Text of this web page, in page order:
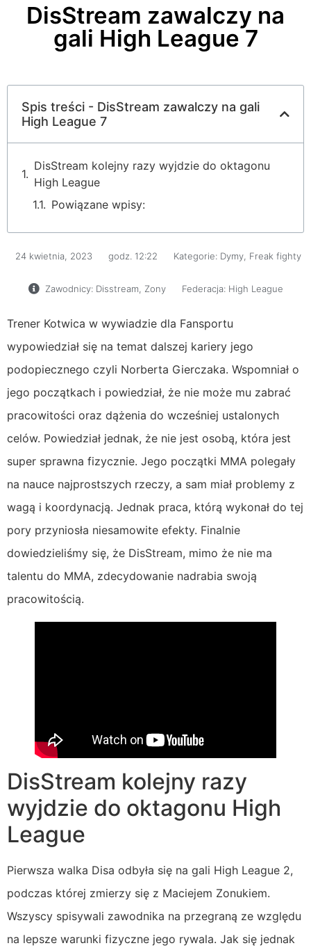
DisStream zawalczy na
gali High League 7
Spis treści - DisStream zawalczy na gali
High League 7
DisStream kolejny razy wyjdzie do oktagonu
High League
Powiązane wpisy:
24 kwietnia, 2023 godz. 12:22 Kategorie: Dymy Freak fighty
Zawodnicy: Disstream Zony Federacja: High League
Trener Kotwica w wywiadzie dla Fansportu
wypowiedział się na temat dalszej kariery jego
podopiecznego czyli Norberta Gierczaka. Wspomniał o
jego początkach i powiedział, że nie może mu zabrać
pracowitości oraz dążenia do wcześniej ustalonych
celów. Powiedział jednak, że nie jest osobą, która jest
super sprawna fizycznie. Jego początki MMA polegały
na nauce najprostszych rzeczy, a sam miał problemy z
wagą i koordynacją. Jednak praca, którą wykonał do tej
pory przyniosła niesamowite efekty. Finalnie
dowiedzieliśmy się, że DisStream, mimo że nie ma
talentu do MMA, zdecydowanie nadrabia swoją
pracowitością.
DisStream kolejny razy
wyjdzie do oktagonu High
League
Pierwsza walka Disa odbyła się na gali High League 2,
podczas której zmierzy się z Maciejem Zonukiem.
Wszyscy spisywali zawodnika na przegraną ze względu
na lepsze warunki fizyczne jego rywala. Jak się jednak